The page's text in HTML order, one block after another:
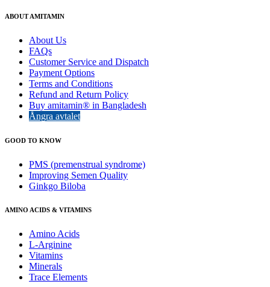
ABOUT AMITAMIN
About Us
FAQs
Customer Service and Dispatch
Payment Options
Terms and Conditions
Refund and Return Policy
Buy amitamin® in Bangladesh
Ångra avtalet
GOOD TO KNOW
PMS (premenstrual syndrome)
Improving Semen Quality
Ginkgo Biloba
AMINO ACIDS & VITAMINS
Amino Acids
L-Arginine
Vitamins
Minerals
Trace Elements